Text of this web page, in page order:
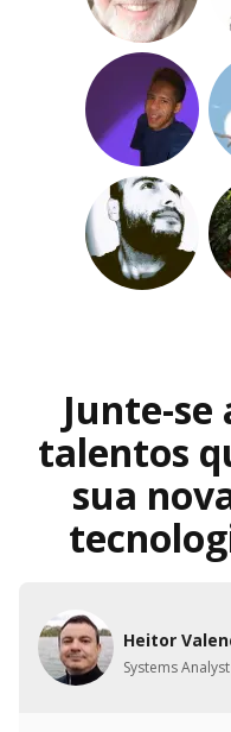
Junte-se
talentos
sua
Heitor
Systems